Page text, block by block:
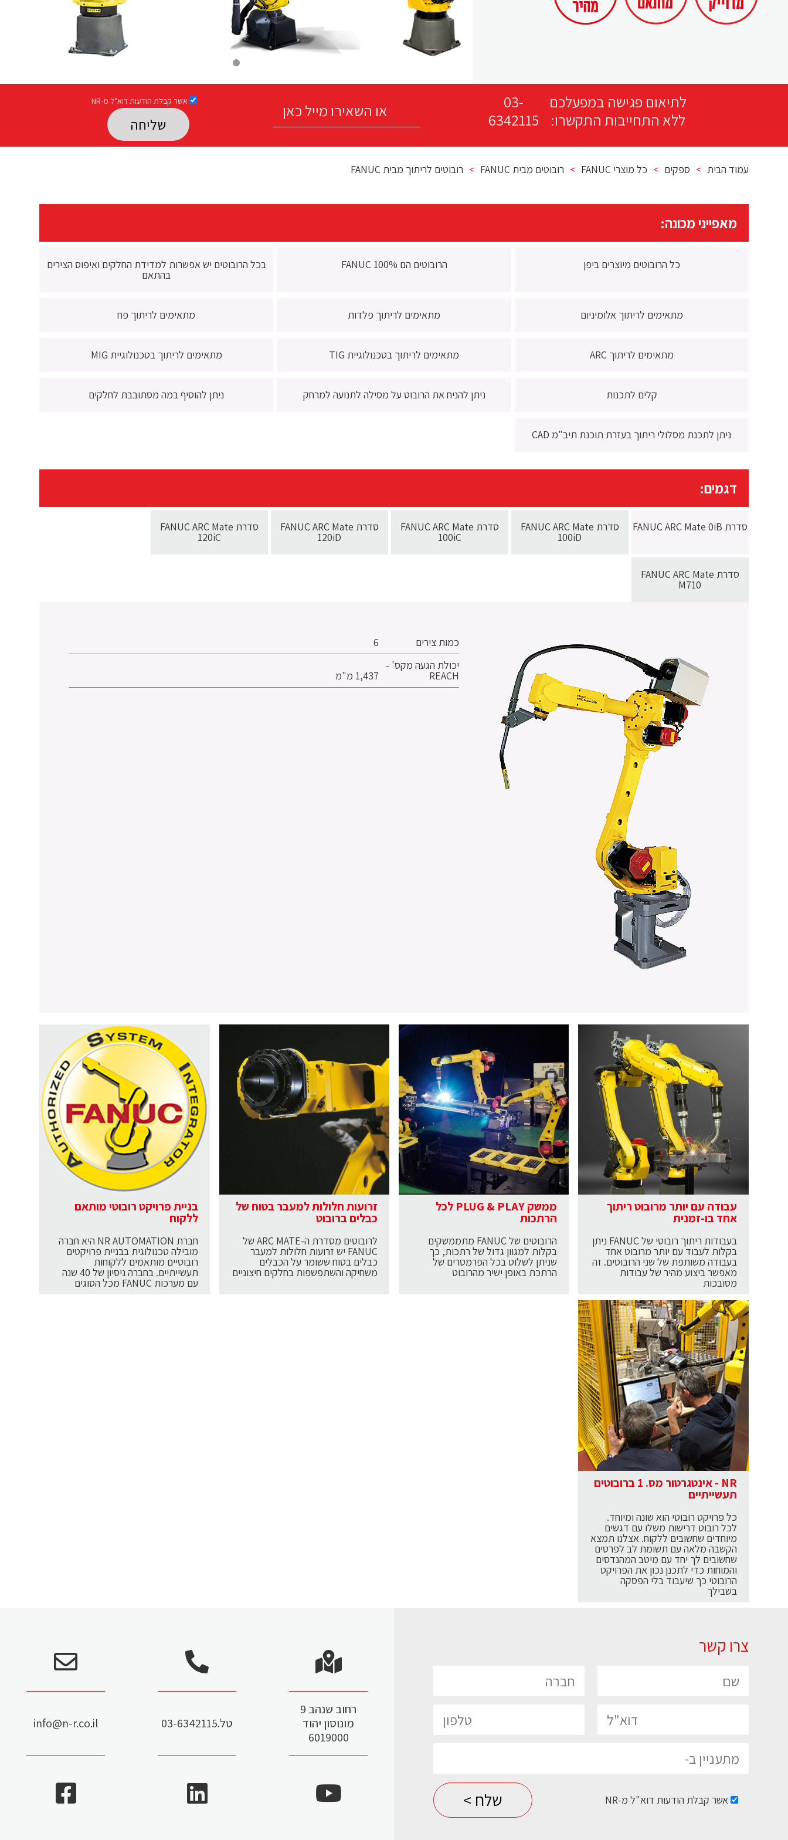
לתיאום פגישה במפעלכם
ללא התחייבות התקשרו:
03-
6342115
אשר קבלת הודעות דוא"ל מ-NR
Please leave this field empty.
עמוד הבית > ספקים > כל מוצרי FANUC > רובוטים מבית FANUC > רובוטים לריתוך מבית FANUC
מאפייני מכונה:
כל הרובוטים מיוצרים ביפן הרובוטים הם 100% FANUC בכל הרובוטים יש אפשרות למדידת החלקים ואיפוס הצירים
בהתאם
מתאימים לריתוך אלומיניום מתאימים לריתוך פלדות מתאימים לריתוך פח
מתאימים לריתוך ARC מתאימים לריתוך בטכנולוגיית TIG מתאימים לריתוך בטכנולוגיית MIG
קלים לתכנות ניתן להניח את הרובוט על מסילה לתנועה למרחק ניתן להוסיף במה מסתובבת לחלקים
ניתן לתכנת מסלולי ריתוך בעזרת תוכנת תיב"מ CAD
דגמים:
סדרת FANUC ARC Mate 0iB סדרת FANUC ARC Mate
100iD
סדרת FANUC ARC Mate
100iC
סדרת FANUC ARC Mate
120iD
סדרת FANUC ARC Mate
120iC
סדרת FANUC ARC Mate
M710
כמות צירים
6
יכולת הגעה מקס' -
REACH 1,437 מ"מ
עבודה עם יותר מרובוט ריתוך
אחד בו-זמנית
בעבודות ריתוך רובוטי של FANUC ניתן
בקלות לעבוד עם יותר מרובוט אחד
בעבודה משותפת של שני הרובוטים. זה
מאפשר ביצוע מהיר של עבודות
מסובכות
ממשק PLUG & PLAY לכל
הרתכות
הרובוטים של FANUC מתממשקים
בקלות למגוון גדול של רתכות, כך
שניתן לשלוט בכל הפרמטרים של
הרתכת באופן ישיר מהרובוט
זרועות חלולות למעבר בטוח של
כבלים ברובוט
לרובוטים מסדרת ה-ARC MATE של
FANUC יש זרועות חלולות למעבר
כבלים בטוח ששומר על הכבלים
משחיקה והשתפשפות בחלקים חיצוניים
בניית פרויקט רובוטי מותאם
ללקוח
חברת NR AUTOMATION היא חברה
מובילה טכנולוגית בבניית פרויקטים
רובוטיים מותאמים ללקוחות
תעשייתיים. בחברה ניסיון של 40 שנה
עם מערכות FANUC מכל הסוגים
NR - אינטגרטור מס. 1 ברובוטים
תעשייתיים
כל פרויקט רובוטי הוא שונה ומיוחד.
לכל רובוט דרישות משלו עם דגשים
מיוחדים שחשובים ללקוח. אצלנו תמצא
הקשבה מלאה עם תשומת לב לפרטים
שחשובים לך יחד עם מיטב המהנדסים
והמוחות כדי לתכנן נכון את הפרויקט
הרובוטי כך שיעבוד בלי הפסקה
בשבילך
צרו קשר
אשר קבלת הודעות דוא"ל מ-NR
רחוב שנהב 9
מונוסון יהוד
6019000
טל.03-6342115 info@n-r.co.il